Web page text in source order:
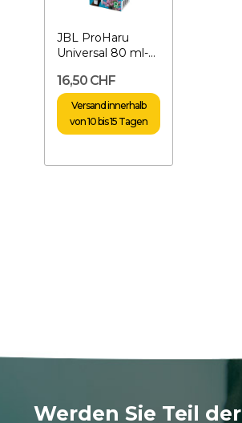
JBL ProHaru
Universal 80 ml-
16,50 CHF
Versand innerhalb
von 10 bis 15 Tagen
Werden Sie Teil der